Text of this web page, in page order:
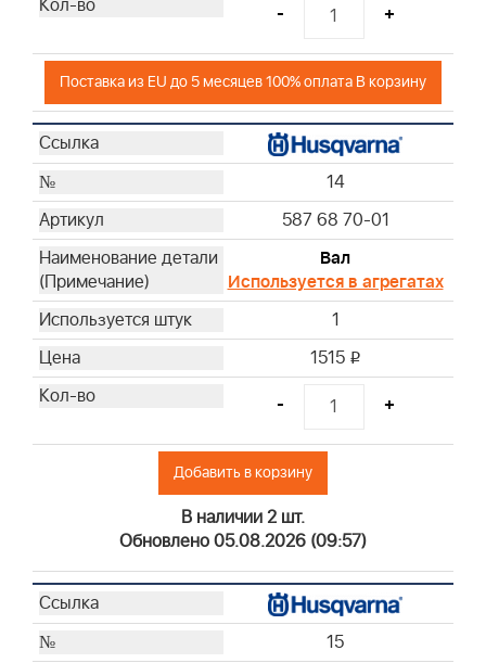
- +
Поставка из EU до 5 месяцев 100% оплата В корзину
14
587 68 70-01
Вал
Используется в агрегатах
1
1515 i
- +
Добавить в корзину
В наличии 2 шт.
Обновлено 05.08.2026 (09:57)
15